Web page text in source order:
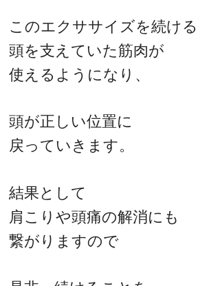
このエクササイズを続ける
頭を支えていた筋肉が
使えるようになり、
頭が正しい位置に
戻っていきます。
結果として
肩こりや頭痛の解消にも
繋がりますので